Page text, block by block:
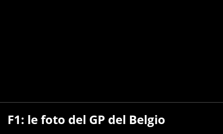
F1: le foto del GP del Belgio